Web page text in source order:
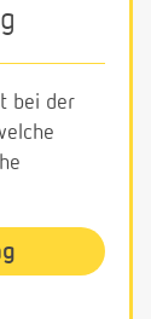
bei der